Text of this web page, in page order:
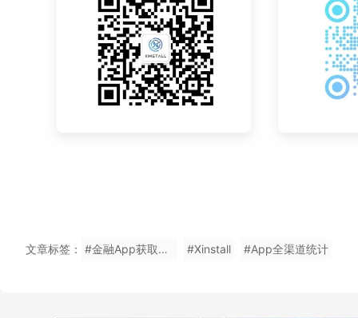
文章标签： #金融App获取安装页面传过来的参数 #Xinstall #App全渠道统计